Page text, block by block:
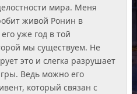
мира. Меня
живой Ронин в
уже год в той
мы существуем. Не
это и слегка разрушает
Ведь можно его
который связан с